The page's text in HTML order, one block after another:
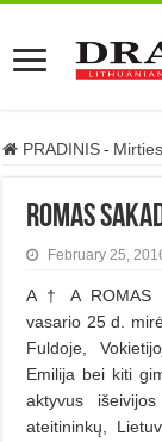
PRADINIS - Mirties
ROMAS
February 25,
A † A ROMAS
vasario 25 d.
Fuldoje,
Emilija bei kiti
aktyvus
ateitininkų,